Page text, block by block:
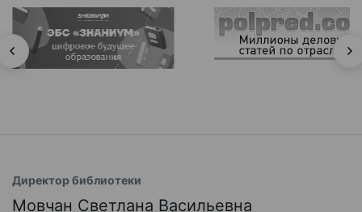
Директор библиотеки
Мовчан Светлана Васильевна